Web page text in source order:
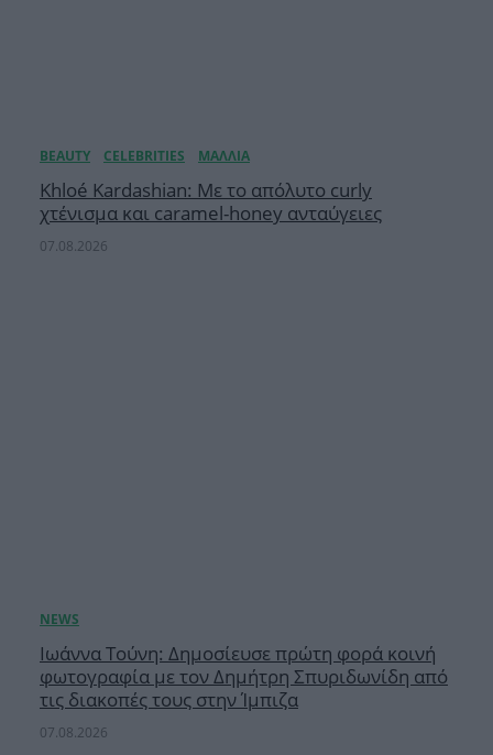
Khloé Kardashian: Με το απόλυτο curly
χτένισμα και caramel-honey ανταύγειες
07.08.2026
Ιωάννα Τούνη: Δημοσίευσε πρώτη φορά κοινή
φωτογραφία με τον Δημήτρη Σπυριδωνίδη από
τις διακοπές τους στην Ίμπιζα
07.08.2026